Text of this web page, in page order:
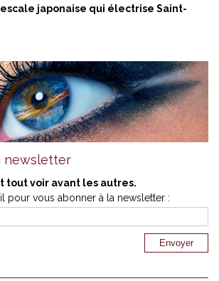
escale japonaise qui électrise Saint-
newsletter
tout voir avant les autres.
pour vous abonner à la newsletter :